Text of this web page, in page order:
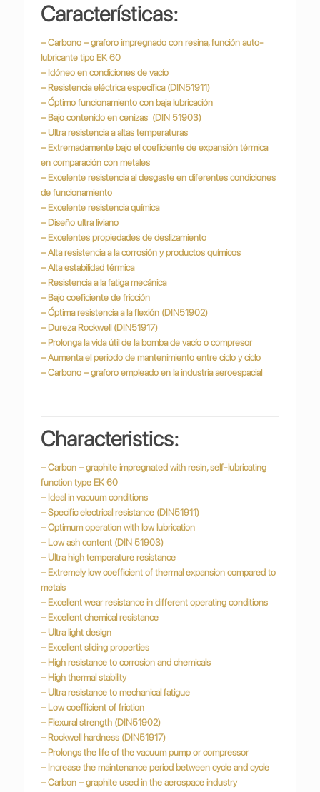
Características:
– Carbono – graforo impregnado con resina, función auto-
lubricante tipo EK 60
– Idóneo en condiciones de vacío
– Resistencia eléctrica específica (DIN51911)
– Óptimo funcionamiento con baja lubricación
– Bajo contenido en cenizas (DIN 51903)
– Ultra resistencia a altas temperaturas
– Extremadamente bajo el coeficiente de expansión térmica
en comparación con metales
– Excelente resistencia al desgaste en diferentes condiciones
de funcionamiento
– Excelente resistencia química
– Diseño ultra liviano
– Excelentes propiedades de deslizamiento
– Alta resistencia a la corrosión y productos químicos
– Alta estabilidad térmica
– Resistencia a la fatiga mecánica
– Bajo coeficiente de fricción
– Óptima resistencia a la flexión (DIN51902)
– Dureza Rockwell (DIN51917)
– Prolonga la vida útil de la bomba de vacío o compresor
– Aumenta el periodo de mantenimiento entre ciclo y ciclo
– Carbono – graforo empleado en la industriaaeroespacial
Characteristics:
– Carbon – graphite impregnated with resin, self-lubricating
function type EK 60
– Ideal in vacuum conditions
– Specific electrical resistance (DIN51911)
– Optimum operation with low lubrication
– Low ash content (DIN 51903)
– Ultra high temperature resistance
– Extremely low coefficient of thermal expansion compared to
metals
– Excellent wear resistance in different operating conditions
– Excellent chemical resistance
– Ultra light design
– Excellent sliding properties
– High resistance to corrosion and chemicals
– High thermal stability
– Ultra resistance to mechanical fatigue
– Low coefficient of friction
– Flexural strength (DIN51902)
– Rockwell hardness (DIN51917)
– Prolongs the life of the vacuum pump or compressor
– Increase the maintenance period between cycle and cycle
– Carbon – graphite used in the aerospace industry